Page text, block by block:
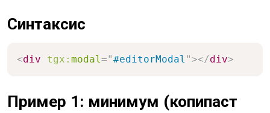
Синтаксис
<div tgx: modal ="#editorModal "></div>
Пример 1: минимум (копипаст